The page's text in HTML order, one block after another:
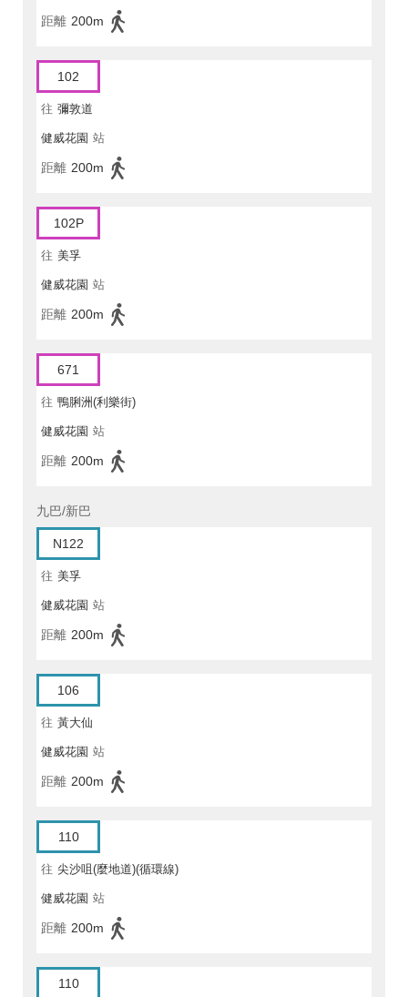
距離 200m
102
往 彌敦道
健威花園 站
距離 200m
102P
往 美孚
健威花園 站
距離 200m
671
往 鴨脷洲(利樂街)
健威花園 站
距離 200m
九巴/新巴
N122
往 美孚
健威花園 站
距離 200m
106
往 黃大仙
健威花園 站
距離 200m
110
往 尖沙咀(麼地道)(循環線)
健威花園 站
距離 200m
110